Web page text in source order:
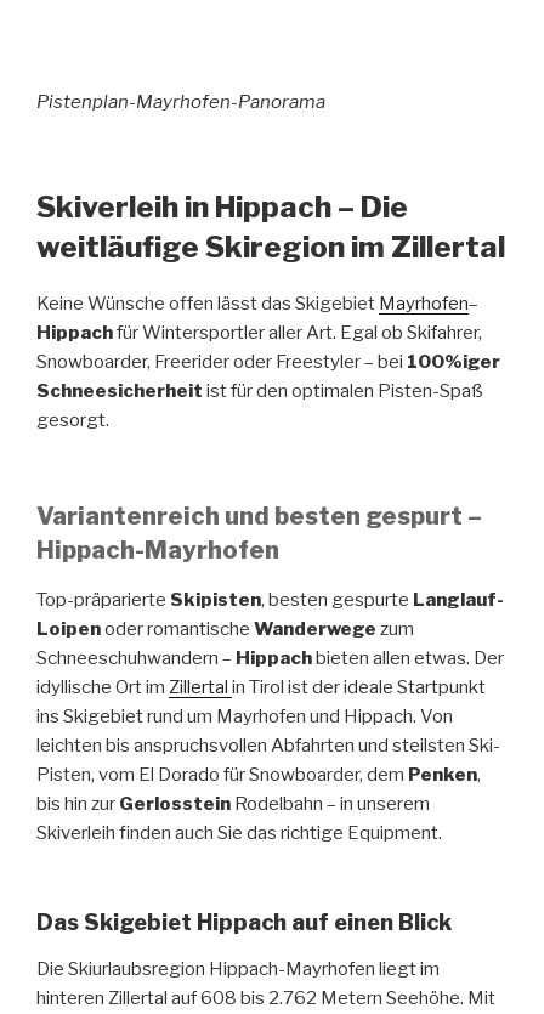
Pistenplan-Mayrhofen-Panorama
Skiverleih in Hippach – Die
weitläufige Skiregion im Zillertal
Keine Wünsche offen lässt das Skigebiet Mayrhofen–
Hippachfür Wintersportler aller Art. Egal ob Skifahrer,
Snowboarder, Freerider oder Freestyler – bei 100%iger
Schneesicherheit ist für den optimalen Pisten-Spaß
gesorgt.
Variantenreich und besten gespurt –
Hippach-Mayrhofen
Top-präparierte Skipisten, besten gespurte Langlauf-
Loipenoder romantische Wanderwege zum
Schneeschuhwandern – Hippachbieten allen etwas. Der
idyllische Ort im Zillertal in Tirol ist der ideale Startpunkt
ins Skigebiet rund um Mayrhofen und Hippach. Von
leichten bis anspruchsvollen Abfahrten und steilsten Ski-
Pisten, vom El Dorado für Snowboarder, dem Penken,
bis hin zur Gerlosstein Rodelbahn – in unserem
Skiverleih finden auch Sie das richtige Equipment.
Das Skigebiet Hippach auf einen Blick
Die Skiurlaubsregion Hippach-Mayrhofen liegt im
hinteren Zillertal auf 608 bis 2.762 Metern Seehöhe. Mit